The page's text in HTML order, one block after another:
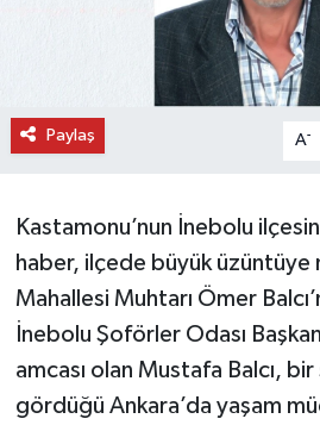
Paylaş A-
Kastamonu’nun İnebolu
haber, ilçede büyük üzüntüye
Mahallesi Muhtarı Ömer
İnebolu Şoförler Odası
amcası olan Mustafa Balcı,
gördüğü Ankara’da yaşam
Hanönü Haberleri
İhsangazi Haberleri
İnebolu Haberleri
Merkez Haberleri
Şenpazar Haberleri